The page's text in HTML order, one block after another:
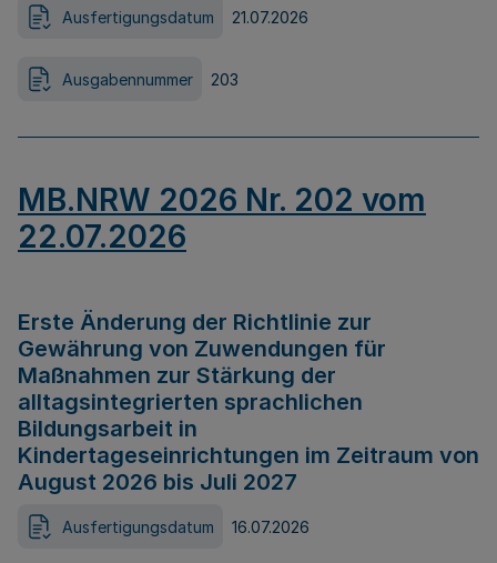
Ausfertigungsdatum 21.07.2026
Ausgabennummer 203
MB.NRW 2026 Nr. 202 vom
22.07.2026
Erste Änderung der Richtlinie zur
Gewährung von Zuwendungen für
Maßnahmen zur Stärkung der
alltagsintegrierten sprachlichen
Bildungsarbeit in
Kindertageseinrichtungen im Zeitraum von
August 2026 bis Juli 2027
Ausfertigungsdatum 16.07.2026